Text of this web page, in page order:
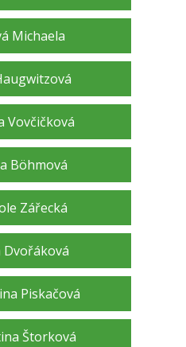
Michaela
Vovčičková
Böhmová
Zářecká
Piskačová
Štorková